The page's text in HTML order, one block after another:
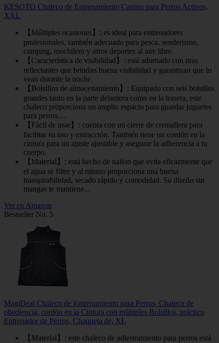
KESOTO Chaleco de Entrenamiento Canino para Perros Activos,
XXL
【Múltiples ocasiones】: es ideal para entrenadores
profesionales, también adecuado para pesca, senderismo,
camping, mochilero y otros deportes al aire libre.
【Característica de visibilidad】: está adornado con tiras
reflectantes que brindan buena visibilidad y garantizan que lo
vean durante la noche.
【Bolsillos de almacenamiento】: Equipado con seis bolsillos
grandes tanto en la parte delantera como en la trasera, este
chaleco proporciona un amplio espacio para guardar juguetes
para perros,...
【Fácil de usar】: cuenta con un cierre de cremallera para
facilitar su uso y extracción. También tiene un cordón en la
cintura para un ajuste ajustable y asegurar la adherencia a tu
cuerpo.
【Material】: está hecho de nailon que evita eficazmente que
el agua se filtre y al mismo proporciona una buena
transpirabilidad, secado rápido y comodidad. Su diseño sin
mangas te mantiene...
Ver en Amazon
Bestseller No. 5
MagiDeal Chaleco de Entrenamiento para Perros, Chaleco de
obediencia, cordón en la Cintura con múltiples Bolsillos, práctico
Entrenador de Perros, Chaqueta de, XL
【Material】: este chaleco de adiestramiento para perros está